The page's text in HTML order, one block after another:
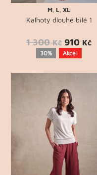
M ,L ,XL
Kalhoty dlouhé bílé 1
1 300 Kč 910 Kč
30% Akce!